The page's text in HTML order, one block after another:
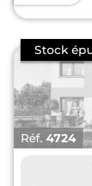
Réf. 4724